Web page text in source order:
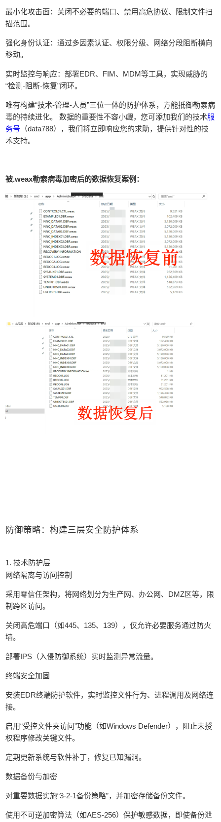
最小化攻击面：关闭不必要的端口、禁用高危协议、限制文件扫
描范围。
强化身份认证：通过多因素认证、权限分级、网络分段阻断横向
移动。
实时监控与响应：部署EDR、FIM、MDM等工具，实现威胁的
“检测-阻断-恢复”闭环。
唯有构建“技术-管理-人员”三位一体的防护体系，方能抵御勒索病
毒的持续进化。 数据的重要性不容小觑，您可添加我们的技术服
务号 （data788），我们将立即响应您的求助，提供针对性的技
术支持。
被.weax勒索病毒加密后的数据恢复案例：
防御策略：构建三层安全防护体系
1. 技术防护层
网络隔离与访问控制
采用零信任架构，将网络划分为生产网、办公网、DMZ区等，限
制跨区访问。
关闭高危端口（如445、135、139），仅允许必要服务通过防火
墙。
部署IPS（入侵防御系统）实时监测异常流量。
终端安全加固
安装EDR终端防护软件，实时监控文件行为、进程调用及网络连
接。
启用“受控文件夹访问”功能（如Windows Defender），阻止未授
权程序修改关键文件。
定期更新系统与软件补丁，修复已知漏洞。
数据备份与加密
对重要数据实施“3-2-1备份策略”，并加密存储备份文件。
使用不可逆加密算法（如AES-256）保护敏感数据，即使备份泄